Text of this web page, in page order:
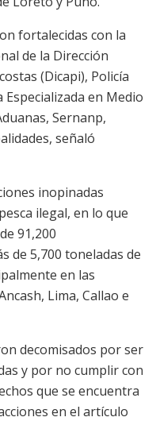
fortalecidas con la
de la Dirección
(Dicapi), Policía
Especializada en Medio
Sernanp,
señaló
inopinadas
ilegal, en lo que
91,200
de 5,700 toneladas de
en las
Lima, Callao e
decomisados por ser
y por no cumplir con
que se encuentra
en el artículo